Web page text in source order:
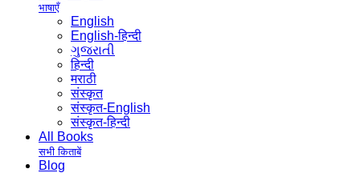
भाषाएँ
English
English-हिन्दी
ગુજરાતી
हिन्दी
मराठी
संस्कृत
संस्कृत-English
संस्कृत-हिन्दी
All Books
सभी किताबें
Blog